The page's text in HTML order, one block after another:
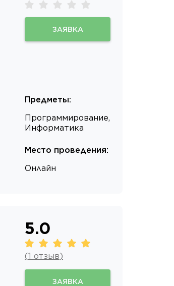
ЗАЯВКА
Предметы:
Программирование,
Информатика
Место проведения:
Онлайн
5.0
(1 отзыв)
ЗАЯВКА